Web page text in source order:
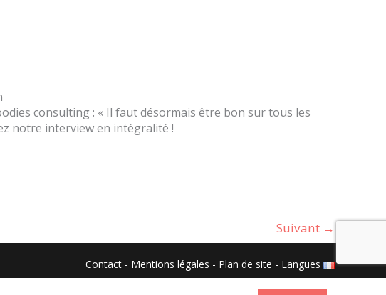
consulting : « Il faut désormais être bon sur tous les
notre interview en intégralité !
Suivant →
Contact - Mentions légales - Plan de site - Langues